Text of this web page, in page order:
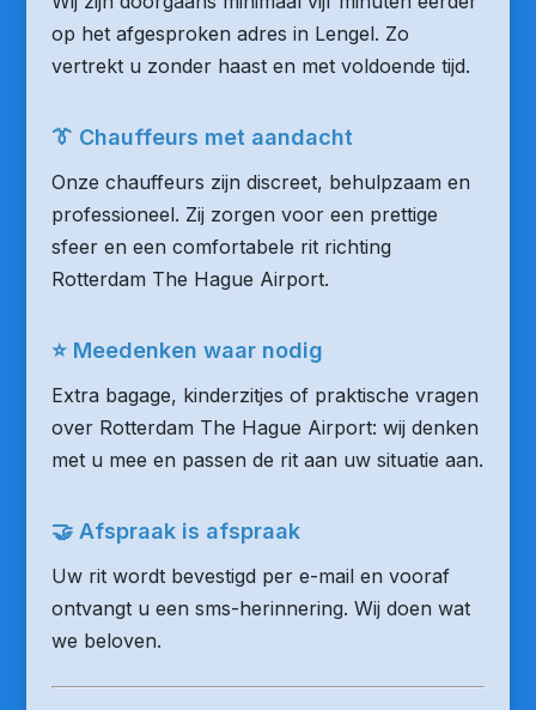
op het afgesproken adres in Lengel. Zo
vertrekt u zonder haast en met voldoende tijd.
👔 Chauffeurs met aandacht
Onze chauffeurs zijn discreet, behulpzaam en
professioneel. Zij zorgen voor een prettige
sfeer en een comfortabele rit richting
Rotterdam The Hague Airport.
⭐ Meedenken waar nodig
Extra bagage, kinderzitjes of praktische vragen
over Rotterdam The Hague Airport: wij denken
met u mee en passen de rit aan uw situatie aan.
🤝 Afspraak is afspraak
Uw rit wordt bevestigd per e-mail en vooraf
ontvangt u een sms-herinnering. Wij doen wat
we beloven.